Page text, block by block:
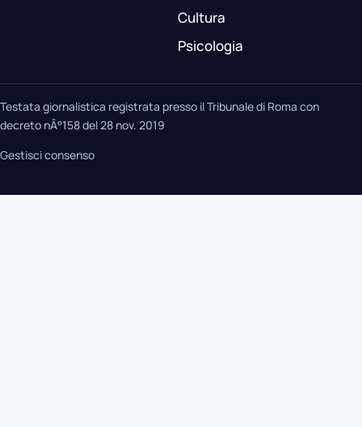
Cultura
Psicologia
Testata giornalistica registrata presso il Tribunale di Roma con
decreto nÂ°158 del 28 nov. 2019
Gestisci consenso